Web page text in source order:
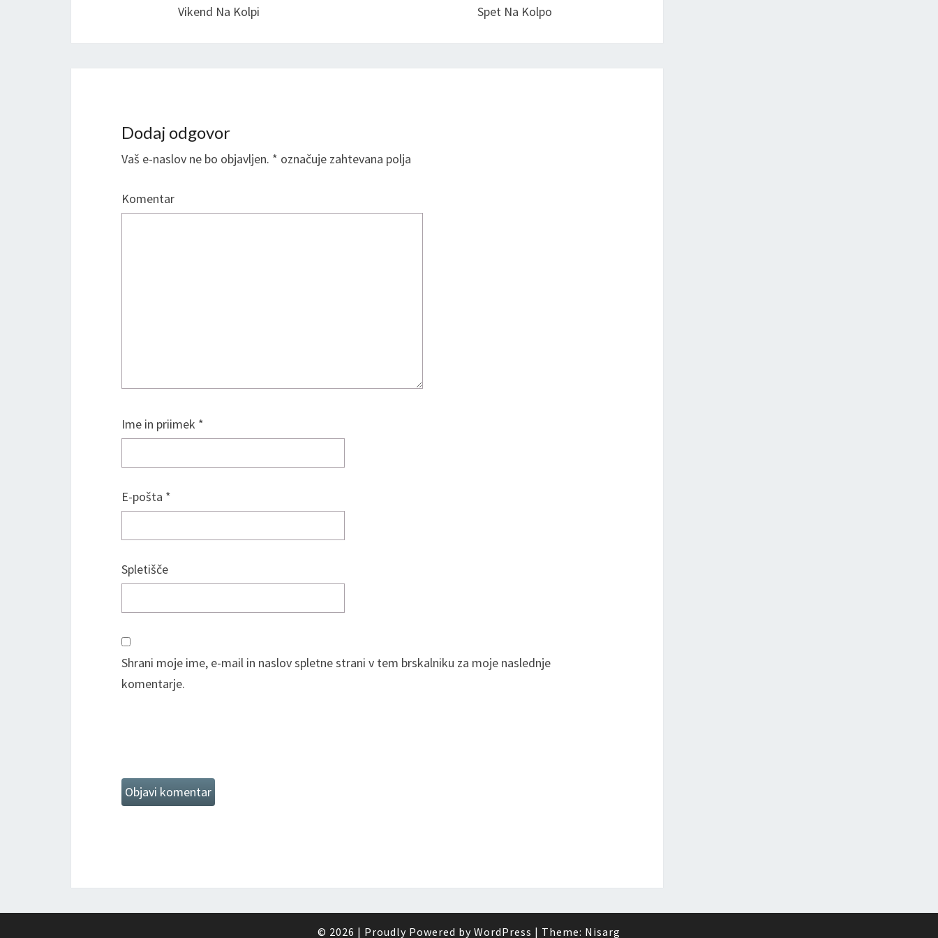
Vikend Na Kolpi Spet Na Kolpo
Dodaj odgovor
Vaš e-naslov ne bo objavljen. * označuje zahtevana polja
Komentar
Ime in priimek *
E-pošta *
Spletišče
Shrani moje ime, e-mail in naslov spletne strani v tem brskalniku za moje naslednje
komentarje.
© 2026 | Proudly Powered by WordPress | Theme: Nisarg